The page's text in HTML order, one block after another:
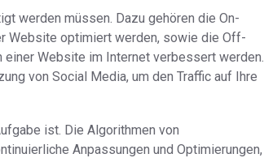
werden müssen. Dazu gehören die On-
Website optimiert werden, sowie die Off-
Website im Internet verbessert werden.
von Social Media, um den Traffic auf Ihre
ist. Die Algorithmen von
Anpassungen und Optimierungen,